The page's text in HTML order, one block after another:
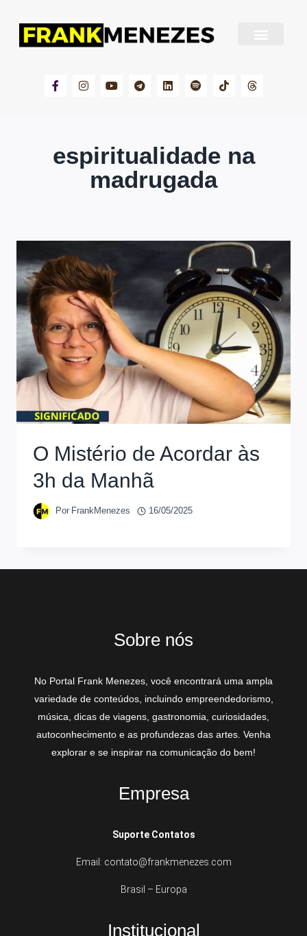
espiritualidade na
madrugada
O Mistério de Acordar às
3h da Manhã
Por FrankMenezes 16/05/2025
Sobre nós
No Portal Frank Menezes, você encontrará uma ampla
variedade de conteúdos, incluindo empreendedorismo,
música, dicas de viagens, gastronomia, curiosidades,
autoconhecimento e as profundezas das artes. Venha
explorar e se inspirar na comunicação do bem!
Empresa
Suporte Contatos
Email: contato@frankmenezes.com
Brasil – Europa
Institucional